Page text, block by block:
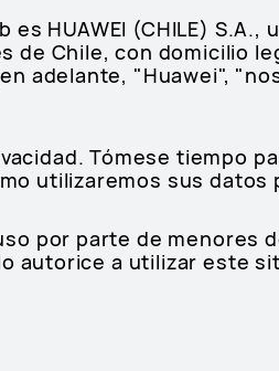
HUAWEI (CHILE) S.A.,
Chile, con domicilio
adelante, "Huawei",
Tómese tiempo
utilizaremos sus datos
por parte de menores
autorice a utilizar este